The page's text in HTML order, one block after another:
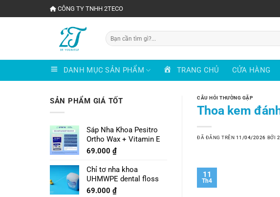
đến
CÔNG TY TNHH 2TECO
Tìm
kiếm:
DANH MỤC SẢN PHẨM TRANG CHỦ CỬA HÀNG
SẢN PHẨM GIÁ TỐT
Sáp Nha Khoa Pesitro
Ortho Wax + Vitamin E
69.000 ₫
Chỉ tơ nha khoa
UHMWPE dental floss
69.000 ₫
CÂU HỎI THƯỜNG GẶP
Thoa kem
ĐÃ ĐĂNG TRÊN 11/04/2026 BỞI
11
Th4